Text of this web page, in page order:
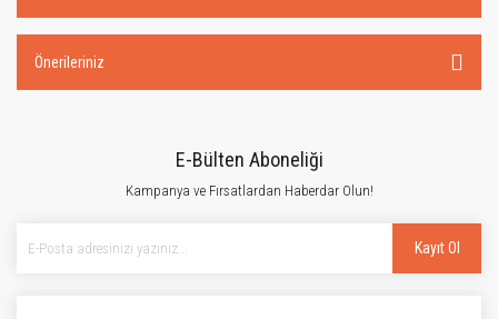
Önerileriniz
E-Bülten Aboneliği
Kampanya ve Fırsatlardan Haberdar Olun!
Kayıt Ol